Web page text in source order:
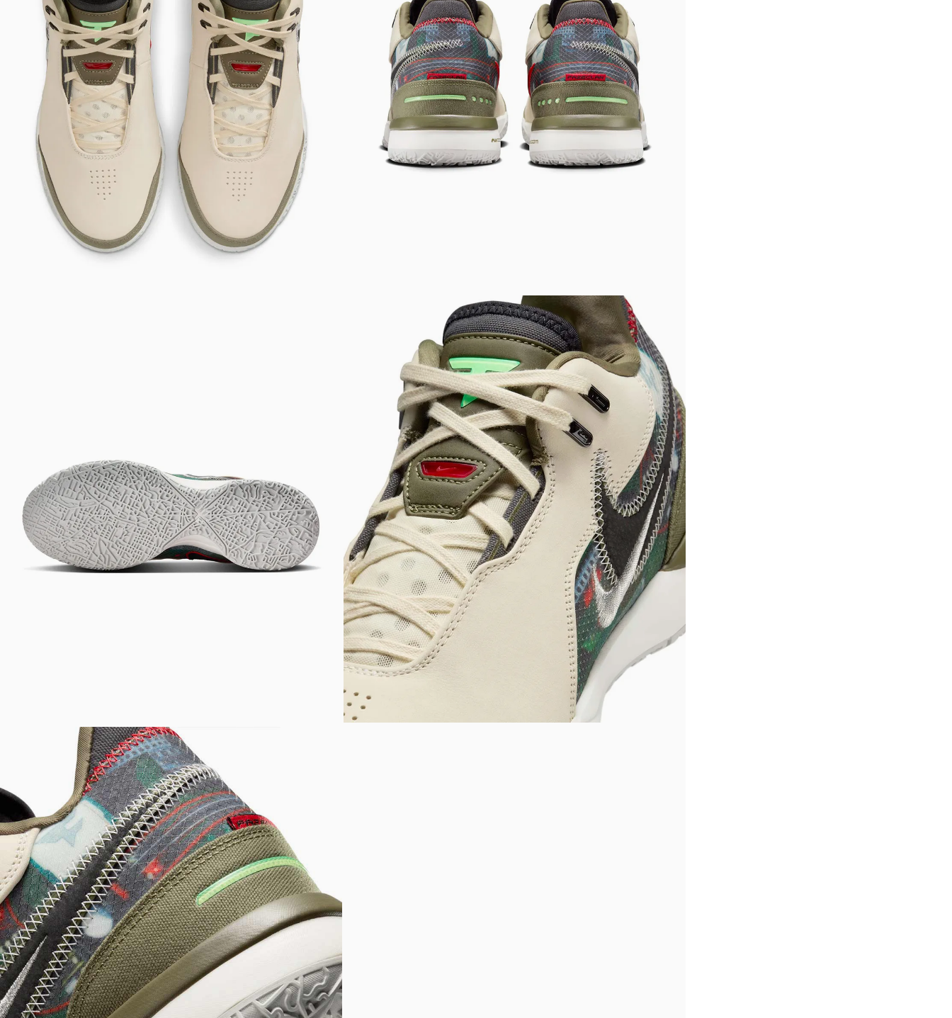
Bem-Vindo à artwalk
Para ter uma melhor experiência de compra, insira seu CEP
e veja a seleção de produtos disponíveis para sua região
BUSCAR